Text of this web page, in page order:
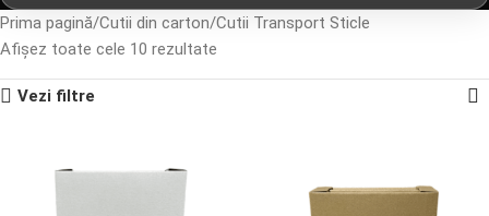
Prima pagină Cutii din carton Cutii Transport Sticle
Afișez toate cele 10 rezultate
Vezi filtre